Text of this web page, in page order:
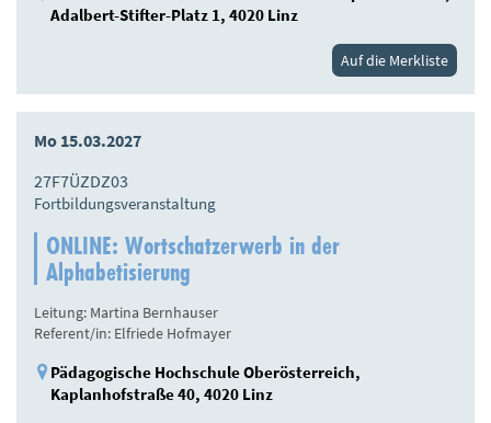
Adalbert-Stifter-Platz 1, 4020 Linz
Auf die Merkliste
Mo 15.03.2027
27F7ÜZDZ03
Fortbildungsveranstaltung
ONLINE: Wortschatzerwerb in der
Alphabetisierung
Leitung: Martina Bernhauser
Referent/in: Elfriede Hofmayer
Pädagogische Hochschule Oberösterreich,
Kaplanhofstraße 40, 4020 Linz